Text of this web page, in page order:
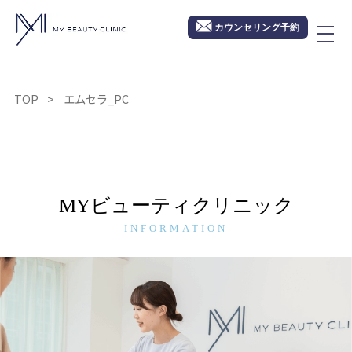
カウンセリング予約
TOP エムセラ_PC
MYビューティクリニック
INFORMATION